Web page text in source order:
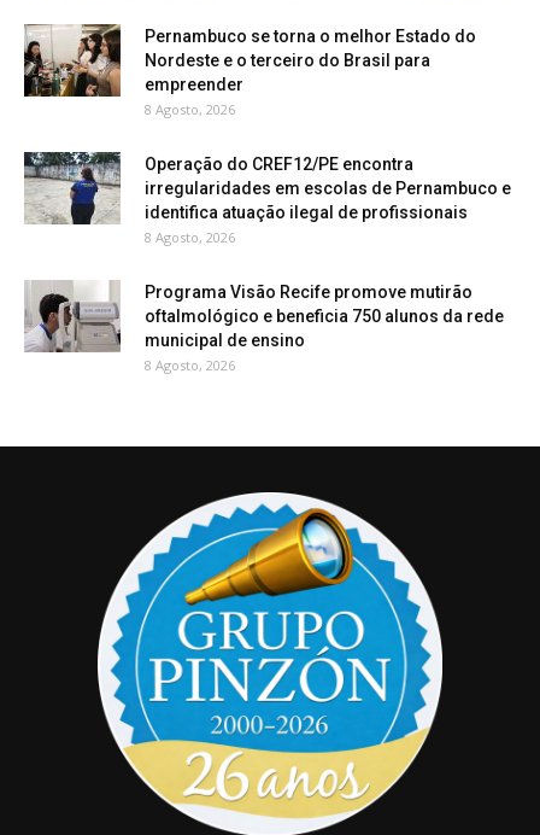
Pernambuco se torna o melhor Estado do
Nordeste e o terceiro do Brasil para
empreender
8 Agosto, 2026
Operação do CREF12/PE encontra
irregularidades em escolas de Pernambuco e
identifica atuação ilegal de profissionais
8 Agosto, 2026
Programa Visão Recife promove mutirão
oftalmológico e beneficia 750 alunos da rede
municipal de ensino
8 Agosto, 2026